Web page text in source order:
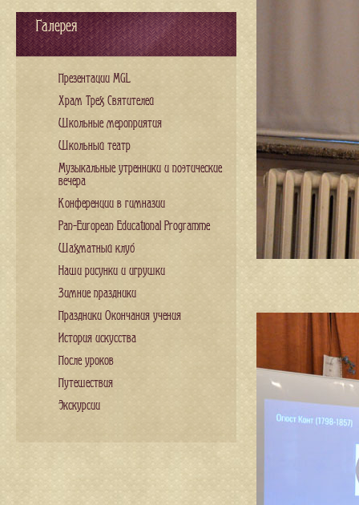
Галерея
Презентации MGL
Храм Трех Святителей
Школьные мероприятия
Школьный театр
Музыкальные утренники и поэтические
вечера
Конференции в гимназии
Pan-European Educational Programme
Шахматный клуб
Наши рисунки и игрушки
Зимние праздники
Праздники Окончания учения
История искусства
После уроков
Путешествия
Экскурсии